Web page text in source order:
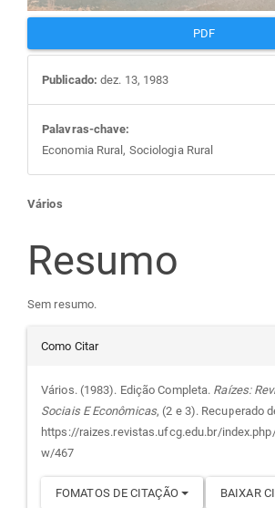
PDF
Publicado: dez. 13, 1983
Palavras-chave:
Economia Rural, Sociologia Rural
Conteúdo
do
artigo
principal
Vários
Resumo
Sem resumo.
Detalhes
do
artigo
Como Citar
Vários. (1983). Edição Completa. Raízes:
Sociais E Econômicas, (2 e 3). Recuperado
https://raizes.revistas.ufcg.edu.br/
w/467
FOMATOS DE CITAÇÃO BAIXAR